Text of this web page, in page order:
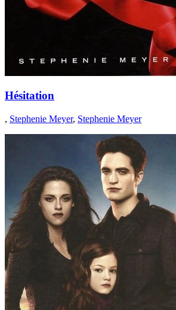
Hésitation
, Stephenie Meyer, Stephenie Meyer